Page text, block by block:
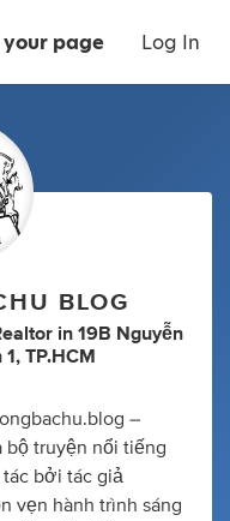
your page Log In
BLOG
in 19B Nguyễn
TP.HCM
–
bộ truyện nổi tiếng
bởi tác giả
vẹn hành trình sáng